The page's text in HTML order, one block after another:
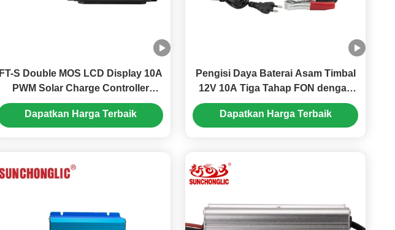
FT-S Double MOS LCD Display 10A
PWM Solar Charge Controller
untuk sistem 12V 24V dengan
pengisian tiga fase
Dapatkan Harga Terbaik
Pengisi Daya Baterai Asam Timbal
12V 10A Tiga Tahap FON dengan
Input AC 150-250V, Kompatibel
dengan Baterai AGM dan GEL
Dapatkan Harga Terbaik